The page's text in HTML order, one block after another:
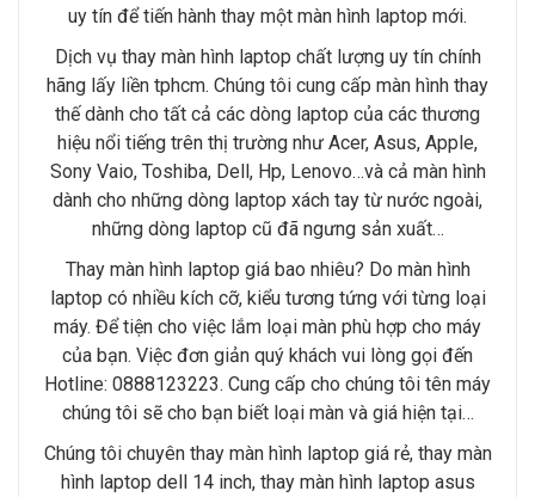
uy tín để tiến hành thay một màn hình laptop mới.
Dịch vụ thay màn hình laptop chất lượng uy tín chính
hãng lấy liền tphcm. Chúng tôi cung cấp màn hình thay
thế dành cho tất cả các dòng laptop của các thương
hiệu nổi tiếng trên thị trường như Acer, Asus, Apple,
Sony Vaio, Toshiba, Dell, Hp, Lenovo…và cả màn hình
dành cho những dòng laptop xách tay từ nước ngoài,
những dòng laptop cũ đã ngưng sản xuất…
Thay màn hình laptop giá bao nhiêu? Do màn hình
laptop có nhiều kích cỡ, kiểu tương tứng với từng loại
máy. Để tiện cho việc lắm loại màn phù hợp cho máy
của bạn. Việc đơn giản quý khách vui lòng gọi đến
Hotline: 0888123223. Cung cấp cho chúng tôi tên máy
chúng tôi sẽ cho bạn biết loại màn và giá hiện tại…
Chúng tôi chuyên thay màn hình laptop giá rẻ, thay màn
hình laptop dell 14 inch, thay màn hình laptop asus